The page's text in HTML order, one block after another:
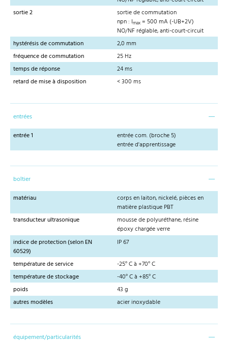
sortie 2
sortie de commutation
npn : Imax = 500 mA (-UB+2V)
NO/NF réglable, anti-court-circuit
hystérésis de commutation
2,0 mm
fréquence de commutation
25 Hz
temps de réponse
24 ms
retard de mise à disposition
< 300 ms
entrées
entrée 1
entrée com. (broche 5)
entrée d'apprentissage
boîtier
matériau
corps en laiton, nickelé, pièces en
matière plastique PBT
transducteur ultrasonique
mousse de polyuréthane, résine
époxy chargée verre
indice de protection (selon EN
60529)
IP 67
température de service
-25° C à +70° C
température de stockage
-40° C à +85° C
poids
43 g
autres modèles
acier inoxydable
équipement/particularités